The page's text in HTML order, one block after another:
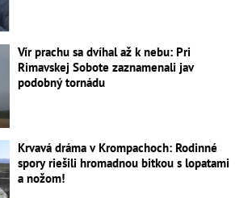
Vír prachu sa dvíhal až k nebu: Pri
Rimavskej Sobote zaznamenali jav
podobný tornádu
Krvavá dráma v Krompachoch: Rodinné
spory riešili hromadnou bitkou s lopatami
a nožom!